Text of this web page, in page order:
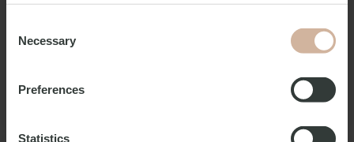
Selection
Necessary
Preferences
Statistics
Aufenthalts bei uns benötigen könnten. Dazu gehören
Fahrräder, Regenschirme, Kinderwagen und mehr.
Wenn Sie eines der unten aufgeführten Artikel mieten
möchten, fragen Sie bitte an der Rezeption nach.